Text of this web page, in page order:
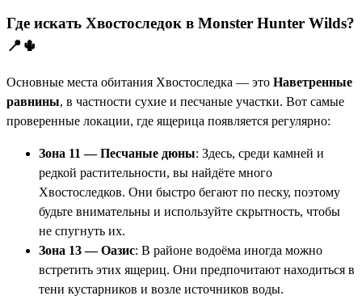
Где искать Хвостоследок в Monster Hunter Wilds?
📍🌵
Основные места обитания Хвостоследка — это Наветренные
равнины, в частности сухие и песчаные участки. Вот самые
проверенные локации, где ящерица появляется регулярно:
Зона 11 — Песчаные дюны: Здесь, среди камней и
редкой растительности, вы найдёте много
Хвостоследков. Они быстро бегают по песку, поэтому
будьте внимательны и используйте скрытность, чтобы
не спугнуть их.
Зона 13 — Оазис: В районе водоёма иногда можно
встретить этих ящериц. Они предпочитают находиться в
тени кустарников и возле источников воды.